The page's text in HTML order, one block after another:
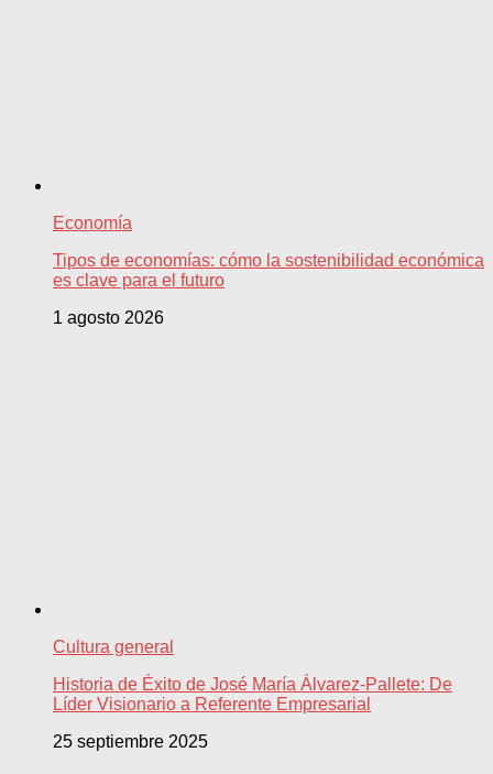
Economía
Tipos de economías: cómo la sostenibilidad económica
es clave para el futuro
1 agosto 2026
Cultura general
Historia de Éxito de José María Álvarez-Pallete: De
Líder Visionario a Referente Empresarial
25 septiembre 2025